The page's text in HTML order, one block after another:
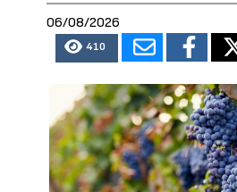
06/08/2026
410